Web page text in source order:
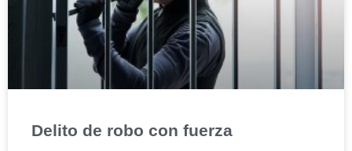
Delito de robo con fuerza